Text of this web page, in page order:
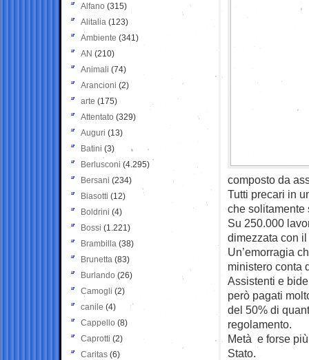
composto da
Tutti precari in
che solitamente
Su 250.000
dimezzata con
Un’emorragia
ministero conta
Assistenti e
però pagati
del 50% di
regolamento.
Metà e forse
Stato.
Alfano (315)
Alitalia (123)
Ambiente (341)
AN (210)
Animali (74)
Arancioni (2)
arte (175)
Attentato (329)
Auguri (13)
Batini (3)
Berlusconi (4.295)
Bersani (234)
Biasotti (12)
Boldrini (4)
Bossi (1.221)
Brambilla (38)
Brunetta (83)
Burlando (26)
Camogli (2)
canile (4)
Cappello (8)
Caprotti (2)
Caritas (6)